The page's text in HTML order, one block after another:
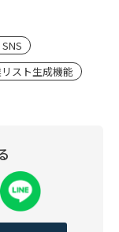
スト生成機能